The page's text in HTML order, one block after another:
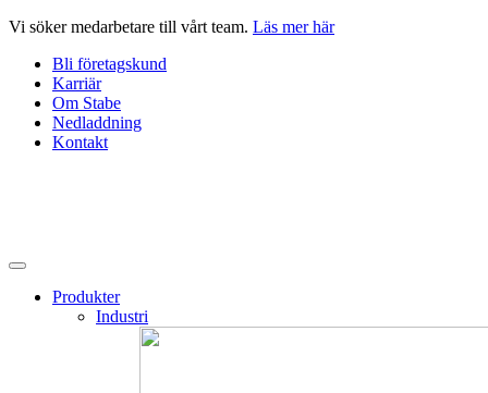
Hoppa
innehåll
Vi söker medarbetare till vårt team. Läs mer här
Bli företagskund
Karriär
Om Stabe
Nedladdning
Kontakt
Produkter
Industri